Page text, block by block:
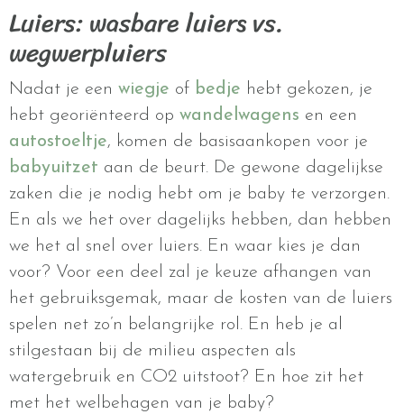
Luiers: wasbare luiers vs.
wegwerpluiers
Nadat je een wiegje of bedje hebt gekozen, je
hebt georiënteerd op wandelwagens en een
autostoeltje, komen de basisaankopen voor je
babyuitzet aan de beurt. De gewone dagelijkse
zaken die je nodig hebt om je baby te verzorgen.
En als we het over dagelijks hebben, dan hebben
we het al snel over luiers. En waar kies je dan
voor? Voor een deel zal je keuze afhangen van
het gebruiksgemak, maar de kosten van de luiers
spelen net zo’n belangrijke rol. En heb je al
stilgestaan bij de milieu aspecten als
watergebruik en CO2 uitstoot? En hoe zit het
met het welbehagen van je baby?